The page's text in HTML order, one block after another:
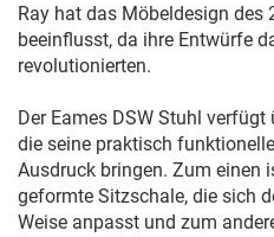
Ray hat das Möbeldesign
beeinflusst, da ihre Entwürfe
revolutionierten.
Der Eames DSW Stuhl
die seine praktisch
Ausdruck bringen. Zum einen
geformte Sitzschale, die sich
Weise anpasst und zum